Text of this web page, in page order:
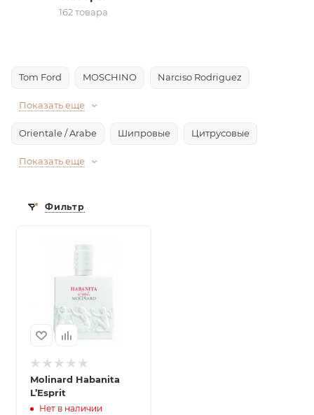
162 товара
Tom Ford MOSCHINO Narciso Rodriguez
Показать еще
Orientale / Arabe Шипровые Цитрусовые
Показать еще
Фильтр
Molinard Habanita
L’Esprit
Нет в наличии